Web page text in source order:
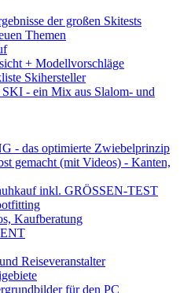
der großen Skitests
Themen
+ Modellvorschläge
Skihersteller
- ein Mix aus Slalom- und
- das optimierte Zwiebelprinzip
gemacht (mit Videos) - Kanten,
inkl. GRÖSSEN-TEST
Kaufberatung
Reiseveranstalter
für den PC